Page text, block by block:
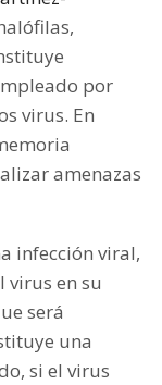
por
virus. En
amenazas
infección viral,
virus en su
será
una
si el virus